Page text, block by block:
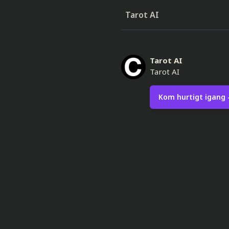
Tarot AI
Tarot AI
Tarot AI
Kom hurtigt igang